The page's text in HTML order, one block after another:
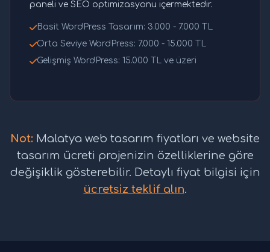
paneli ve SEO optimizasyonu içermektedir.
Basit WordPress Tasarım: 3.000 - 7.000 TL
Orta Seviye WordPress: 7.000 - 15.000 TL
Gelişmiş WordPress: 15.000 TL ve üzeri
Not: Malatya web tasarım fiyatları ve website
tasarım ücreti projenizin özelliklerine göre
değişiklik gösterebilir. Detaylı fiyat bilgisi için
ücretsiz teklif alın.